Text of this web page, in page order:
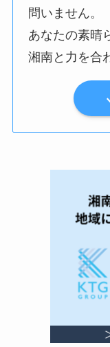
問いません。
あなたの素晴
湘南と力を合